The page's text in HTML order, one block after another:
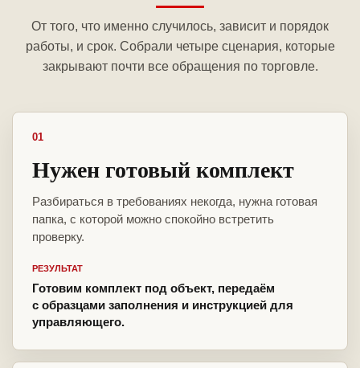
От того, что именно случилось, зависит и порядок
работы, и срок. Собрали четыре сценария, которые
закрывают почти все обращения по торговле.
01
Нужен готовый комплект
Разбираться в требованиях некогда, нужна готовая
папка, с которой можно спокойно встретить
проверку.
РЕЗУЛЬТАТ
Готовим комплект под объект, передаём
с образцами заполнения и инструкцией для
управляющего.